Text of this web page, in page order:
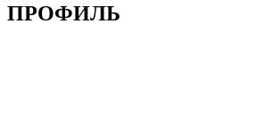
ПРОФИЛЬ